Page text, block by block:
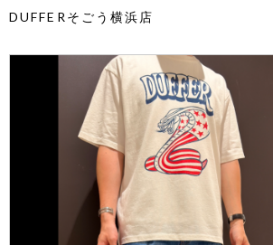
DUFFERそごう横浜店